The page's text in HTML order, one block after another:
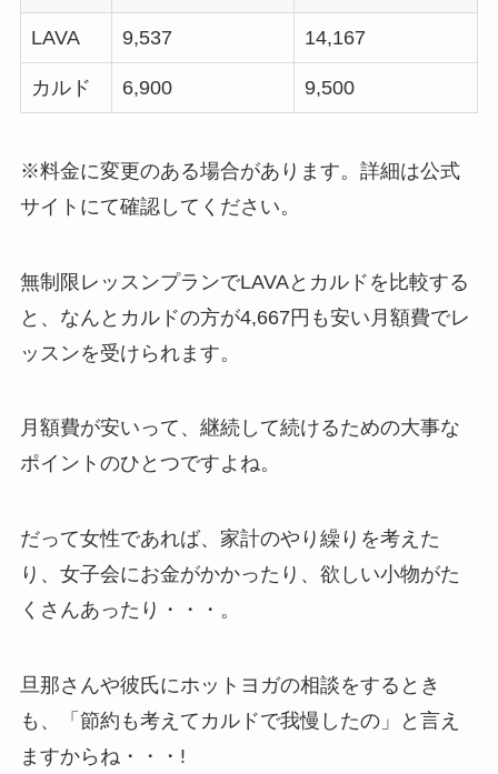
LAVA 9,537 14,167
カルド 6,900 9,500
※料金に変更のある場合があります。詳細は公式
サイトにて確認してください。
無制限レッスンプランでLAVAとカルドを比較する
と、なんと カルドの方が4,667円も安い月額費でレ
ッスンを受けられます。
月額費が安いって、継続して続けるための大事な
ポイントのひとつですよね。
だって女性であれば、家計のやり繰りを考えた
り、女子会にお金がかかったり、欲しい小物がた
くさんあったり・・・。
旦那さんや彼氏にホットヨガの相談をするとき
も、「節約も考えてカルドで我慢したの」と言え
ますからね・・・!